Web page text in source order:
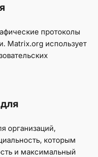
протоколы
Matrix.org использует
организаций,
которым
и максимальный